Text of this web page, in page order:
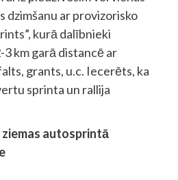
dzimšanu ar provizorisko
kurā dalībnieki
km garā distancē ar
grants, u.c. Iecerēts, ka
sprinta un rallija
autosprintā